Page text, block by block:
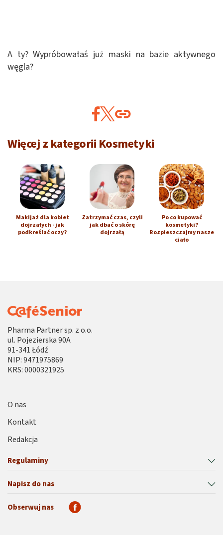
A ty? Wypróbowałaś już maski na bazie aktywnego
węgla?
Więcej z kategorii Kosmetyki
Makijaż dla kobiet
dojrzałych - jak
podkreślać oczy?
Zatrzymać czas, czyli
jak dbać o skórę
dojrzałą
Po co kupować
kosmetyki?
Rozpieszczajmy nasze
ciało
Pharma Partner sp. z o.o.
ul. Pojezierska 90A
91-341 Łódź
NIP: 9471975869
KRS: 0000321925
Regulaminy
Napisz do nas
O nas
Kontakt
Redakcja
Obserwuj nas